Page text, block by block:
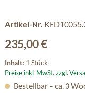
Artikel-Nr.
Regulärer Preis:
235,00 €
Inhalt: 1 Stück
Preise inkl. MwSt. zzgl.
Bestellbar – ca. 3